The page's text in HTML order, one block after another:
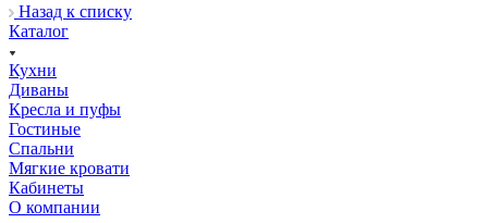
Назад к списку
Каталог
Кухни
Диваны
Кресла и пуфы
Гостиные
Спальни
Мягкие кровати
Кабинеты
О компании